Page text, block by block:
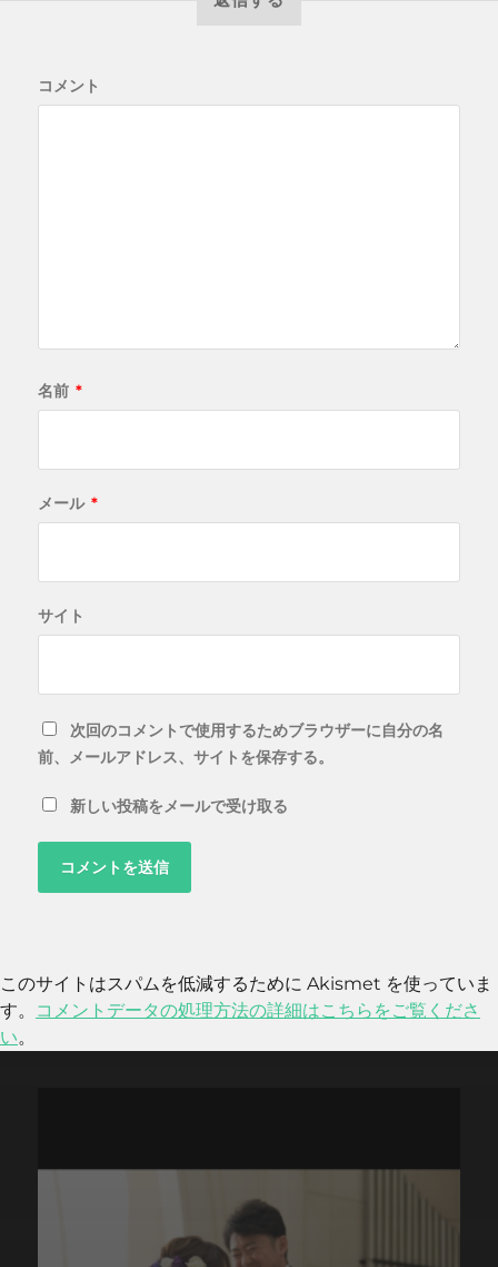
コメント
名前 *
メール *
サイト
次回のコメントで使用するためブラウザーに自分の名
前、メールアドレス、サイトを保存する。
新しい投稿をメールで受け取る
このサイトはスパムを低減するために Akismet を使っていま
す。
コメントデータの処理方法の詳細はこちらをご覧くださ
い。